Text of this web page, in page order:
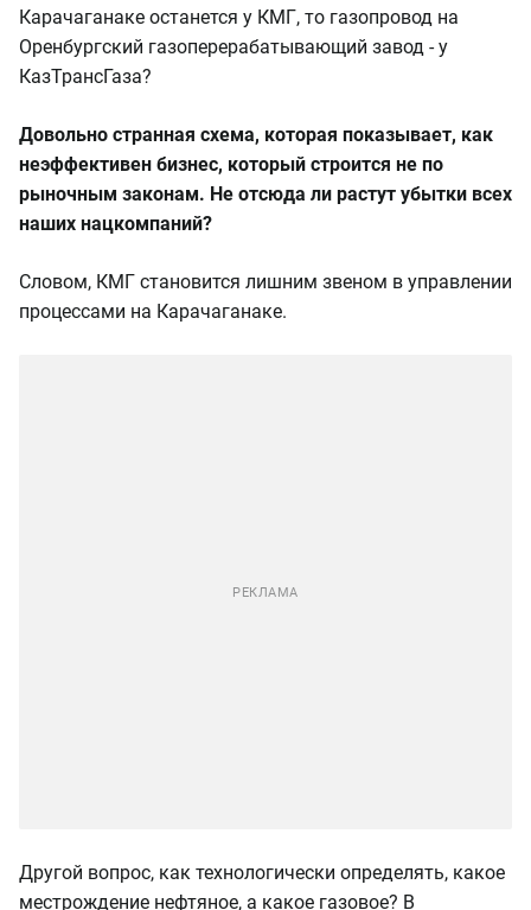
Карачаганаке останется у КМГ, то газопровод на
Оренбургский газоперерабатывающий завод - у
КазТрансГаза?
Довольно странная схема, которая показывает, как
неэффективен бизнес, который строится не по
рыночным законам. Не отсюда ли растут убытки всех
наших нацкомпаний?
Словом, КМГ становится лишним звеном в управлении
процессами на Карачаганаке.
Другой вопрос, как технологически определять, какое
местрождение нефтяное, а какое газовое? В